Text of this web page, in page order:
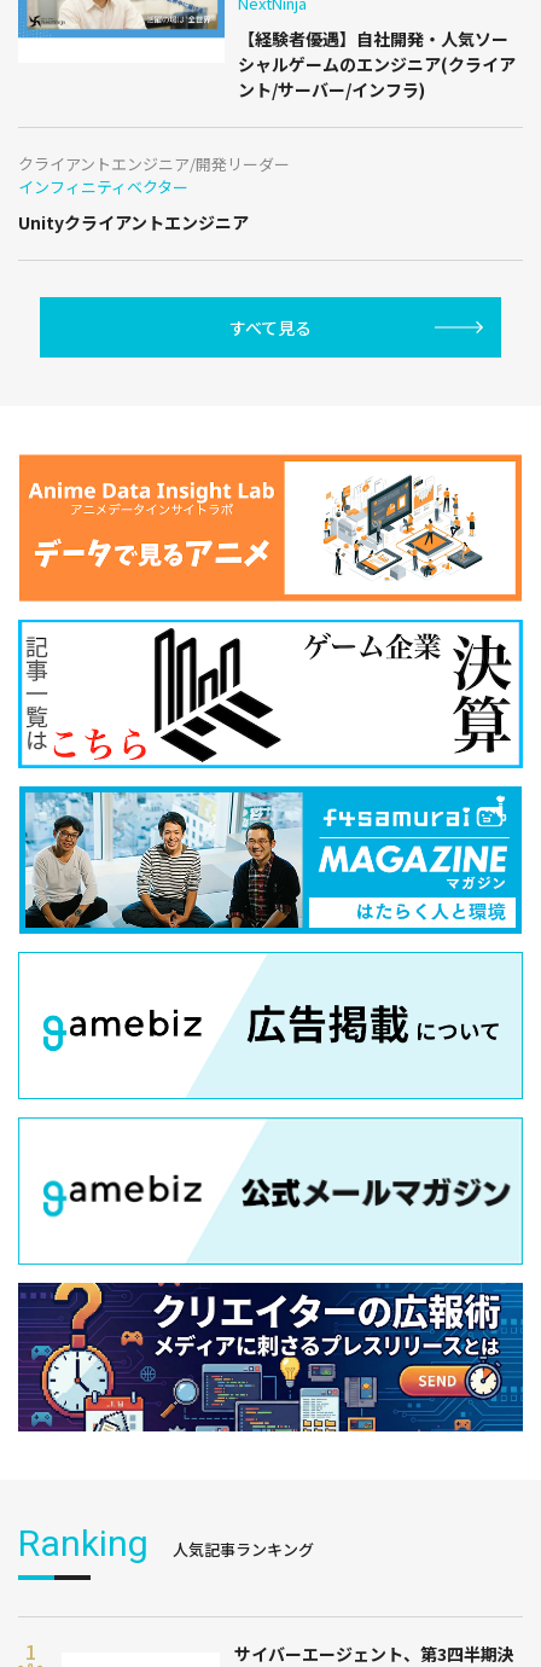
【経験者優遇】自社開発・人気ソー
シャルゲームのエンジニア(クライア
ント/サーバー/インフラ)
クライアントエンジニア/開発リーダー
インフィニティベクター
Unityクライアントエンジニア
すべて見る
Ranking 人気記事ランキング
サイバーエージェント、第3四半期決